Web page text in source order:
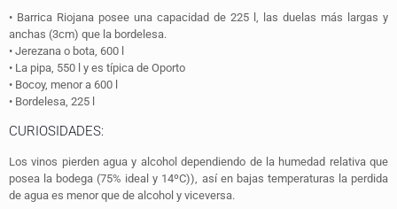
• Barrica Riojana posee una capacidad de 225 l, las duelas más largas y
anchas (3cm) que la bordelesa.
• Jerezana o bota, 600 l
• La pipa, 550 l y es típica de Oporto
• Bocoy, menor a 600 l
• Bordelesa, 225 l
CURIOSIDADES:
Los vinos pierden agua y alcohol dependiendo de la humedad relativa que
posea la bodega (75% ideal y 14ºC)), así en bajas temperaturas la perdida
de agua es menor que de alcohol y viceversa.